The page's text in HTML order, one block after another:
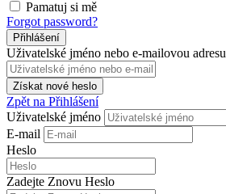
Pamatuj si mě
Forgot password?
Přihlášení
Uživatelské jméno nebo e-mailovou adresu
Získat nové heslo
Zpět na Přihlášení
Uživatelské jméno
E-mail
Heslo
Zadejte Znovu Heslo